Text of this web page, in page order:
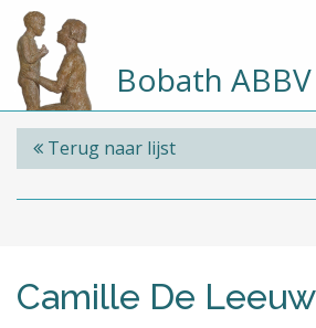
Bobath ABBV
Terug naar lijst
Camille De Leeuw